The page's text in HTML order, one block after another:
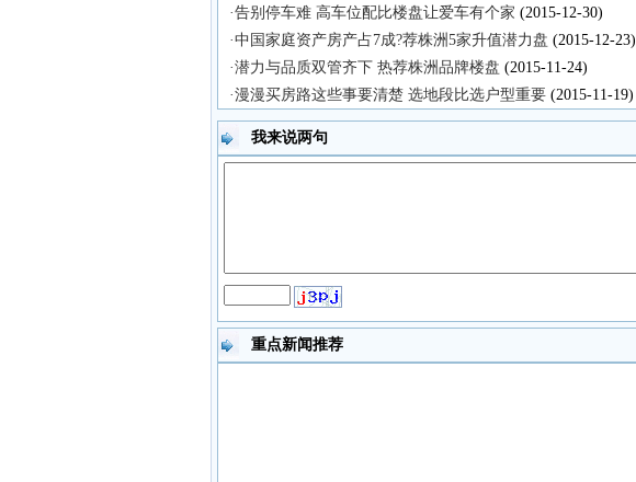
·告别停车难 高车位配比楼盘让爱车有个家 (2015-12-30)
·中国家庭资产房产占7成?荐株洲5家升值潜力盘 (2015-12-23)
·潜力与品质双管齐下 热荐株洲品牌楼盘 (2015-11-24)
·漫漫买房路这些事要清楚 选地段比选户型重要 (2015-11-19)
我来说两句
重点新闻推荐